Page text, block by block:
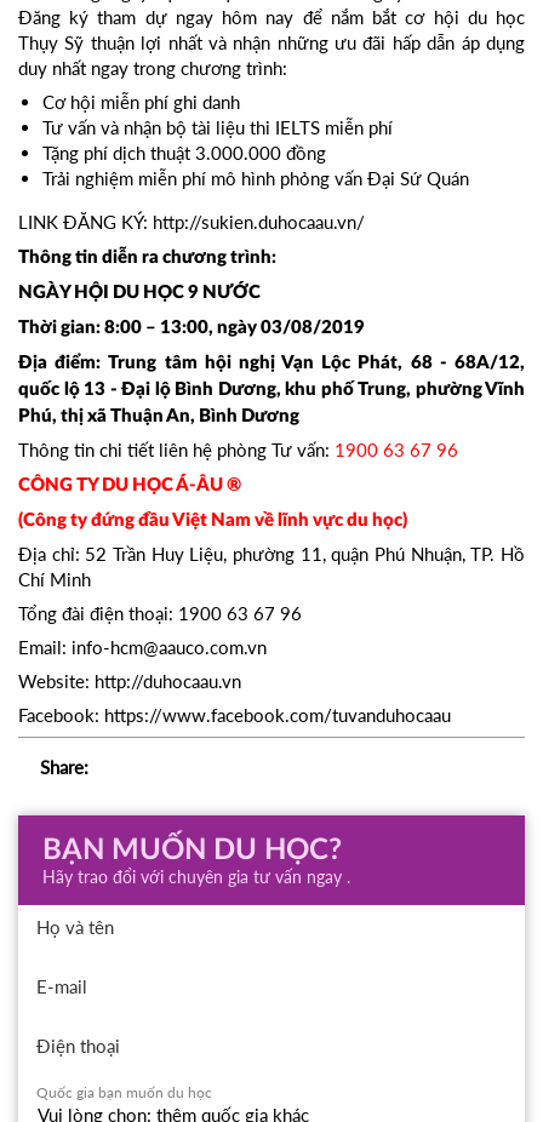
Đăng ký tham dự ngay hôm nay để nắm bắt cơ hội du học
Thụy Sỹ thuận lợi nhất và nhận những ưu đãi hấp dẫn áp dụng
duy nhất ngay trong chương trình:
Cơ hội miễn phí ghi danh
Tư vấn và nhận bộ tài liệu thi IELTS miễn phí
Tặng phí dịch thuật 3.000.000 đồng
Trải nghiệm miễn phí mô hình phỏng vấn Đại Sứ Quán
LINK ĐĂNG KÝ: http://sukien.duhocaau.vn/
Thông tin diễn ra chương trình:
NGÀY HỘI DU HỌC 9 NƯỚC
Thời gian: 8:00 – 13:00, ngày 03/08/2019
Địa điểm: Trung tâm hội nghị Vạn Lộc Phát, 68 - 68A/12,
quốc lộ 13 - Đại lộ Bình Dương, khu phố Trung, phường Vĩnh
Phú, thị xã Thuận An, Bình Dương
Thông tin chi tiết liên hệ phòng Tư vấn: 1900 63 67 96
CÔNG TY DU HỌC Á-ÂU ®
(Công ty đứng đầu Việt Nam về lĩnh vực du học)
Địa chỉ: 52 Trần Huy Liệu, phường 11, quận Phú Nhuận, TP. Hồ
Chí Minh
Tổng đài điện thoại: 1900 63 67 96
Email: info-hcm@aauco.com.vn
Website: http://duhocaau.vn
Facebook: https://www.facebook.com/tuvanduhocaau
Share:
BẠN MUỐN DU HỌC?
Hãy trao đổi với chuyên gia tư vấn ngay .
Họ và tên
E-mail
Điện thoại
Quốc gia bạn muốn du học